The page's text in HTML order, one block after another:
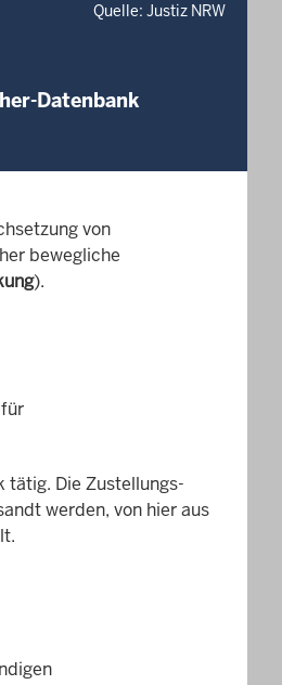
Quelle: Justiz NRW
Datenbank
von
bewegliche
).
tätig. Die Zustellungs-
werden, von hier aus